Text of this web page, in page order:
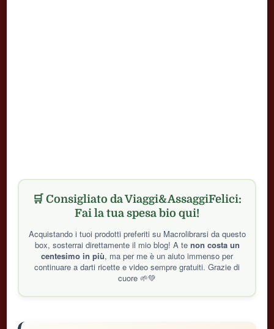
🛒 Consigliato da Viaggi&AssaggiFelici:
Fai la tua spesa bio qui!
Acquistando i tuoi prodotti preferiti su Macrolibrarsi da questo
box, sosterrai direttamente il mio blog! A te non costa un
centesimo in più, ma per me è un aiuto immenso per
continuare a darti ricette e video sempre gratuiti. Grazie di
cuore 🌱💚